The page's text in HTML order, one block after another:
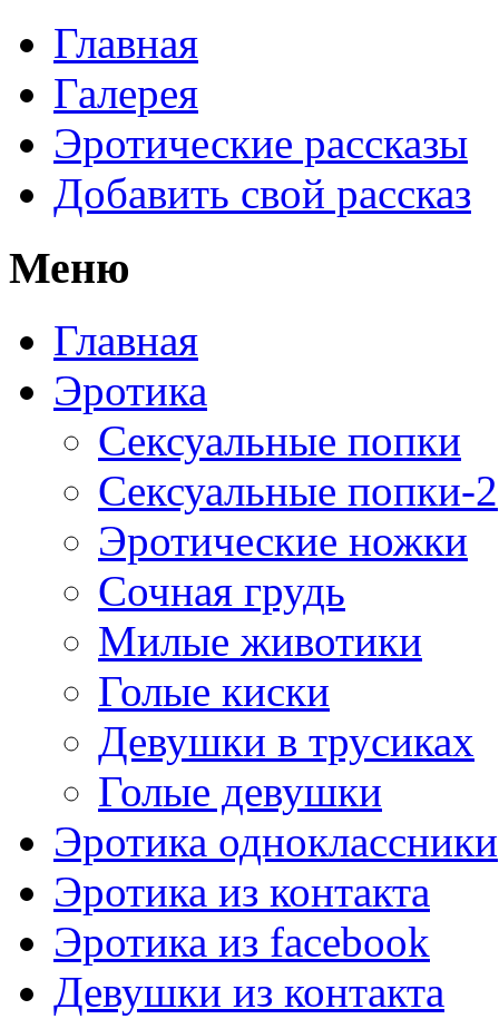
Главная
Галерея
Эротические рассказы
Добавить свой рассказ
Меню
Главная
Эротика
Сексуальные попки
Сексуальные попки-2
Эротические ножки
Сочная грудь
Милые животики
Голые киски
Девушки в трусиках
Голые девушки
Эротика одноклассники
Эротика из контакта
Эротика из facebook
Девушки из контакта